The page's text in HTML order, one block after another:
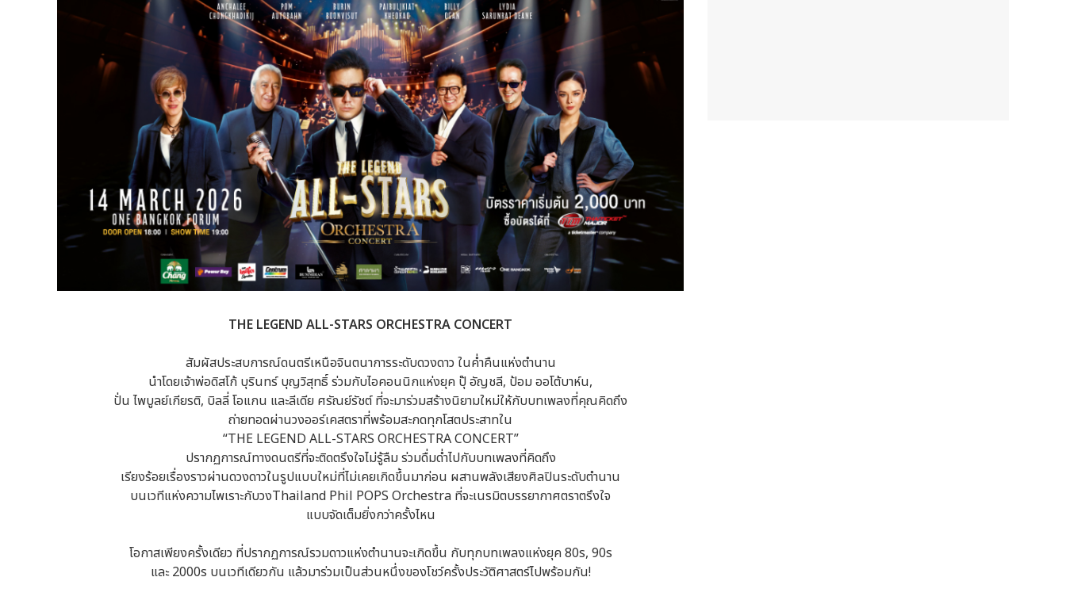
THE LEGEND ALL-STARS ORCHESTRA CONCERT
สัมผัสประสบการณ์ดนตรีเหนือจินตนาการระดับดวงดาว ในค่ำคืนแห่งตำนาน
นำโดยเจ้าพ่อดิสโก้ บุรินทร์ บุญวิสุทธิ์ ร่วมกับไอคอนนิกแห่งยุค ปุ๊ อัญชลี, ป้อม ออโต้บาห์น,
ปั่น ไพบูลย์เกียรติ, บิลลี่ โอแกน และลีเดีย ศรัณย์รัชต์ ที่จะมาร่วมสร้างนิยามใหม่ให้กับบทเพลงที่คุณคิดถึง
ถ่ายทอดผ่านวงออร์เคสตราที่พร้อมสะกดทุกโสตประสาทใน
“THE LEGEND ALL-STARS ORCHESTRA CONCERT”
ปรากฏการณ์ทางดนตรีที่จะติดตรึงใจไม่รู้ลืม ร่วมดื่มด่ำไปกับบทเพลงที่คิดถึง
เรียงร้อยเรื่องราวผ่านดวงดาวในรูปแบบใหม่ที่ไม่เคยเกิดขึ้นมาก่อน ผสานพลังเสียงศิลปินระดับตำนาน
บนเวทีแห่งความไพเราะกับวงThailand Phil POPS Orchestra ที่จะเนรมิตบรรยากาศตราตรึงใจ
แบบจัดเต็มยิ่งกว่าครั้งไหน
โอกาสเพียงครั้งเดียว ที่ปรากฏการณ์รวมดาวแห่งตำนานจะเกิดขึ้น กับทุกบทเพลงแห่งยุค 80s, 90s
และ 2000s บนเวทีเดียวกัน แล้วมาร่วมเป็นส่วนหนึ่งของโชว์ครั้งประวัติศาสตร์ไปพร้อมกัน!